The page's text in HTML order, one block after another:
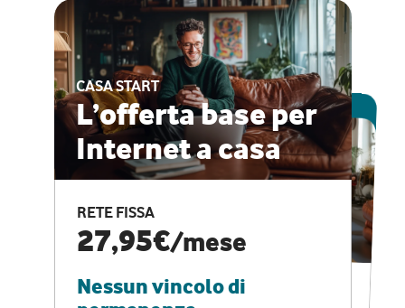
CASA START
L’offerta base per
Internet a casa
RETE FISSA
27,95€/mese
Nessun vincolo di
ESCLUSIVA ONLINE
CASA PRO
Internet veloce e
vantaggi speciali
RETE FISSA + VODAFONE CLUB